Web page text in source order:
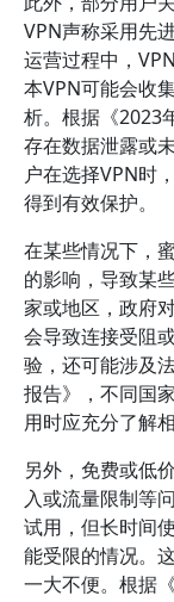
VPN声称采用先
运营过程中，
本VPN可能会收
析。根据《2023
存在数据泄露或
户在选择VPN时
得到有效保护。
在某些情况下，
的影响，导致某
家或地区，政府
会导致连接受阻
验，还可能涉及
报告》，不同国
用时应充分了解
另外，免费或低
入或流量限制等
试用，但长时间
能受限的情况。
一大不便。根据